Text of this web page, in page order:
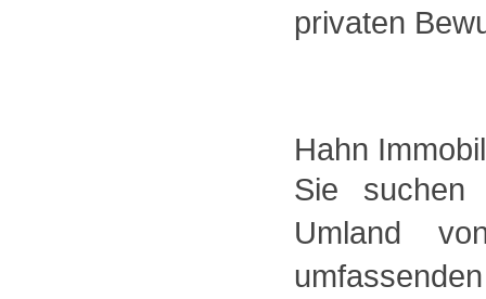
privaten
Hahn
Sie suchen
Umland